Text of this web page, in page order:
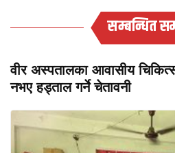
सम्बन्धित
वीर अस्पतालका आवासीय
नभए हड्ताल गर्ने चेतावनी